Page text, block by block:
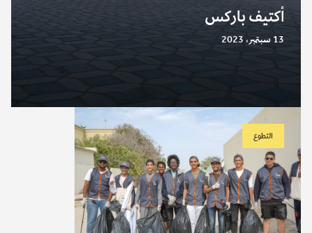
أكتيف باركس
13 سبتمبر، 2023
التطوع